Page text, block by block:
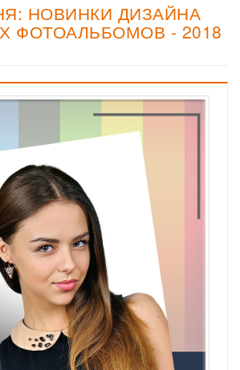
НОВИНКИ ДИЗАЙНА
ФОТОАЛЬБОМОВ - 2018